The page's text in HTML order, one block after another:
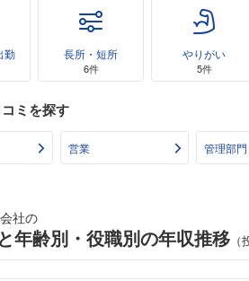
勤 長所・短所
6件
やりがい
5件
ミを探す
営業 管理部門
社の
年齢別・役職別の年収推移